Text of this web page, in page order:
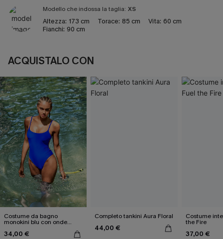
Modello che indossa la taglia: XS
Altezza: 173 cm Torace: 85 cm Vita: 60 cm
Fianchi: 90 cm
ACQUISTALO CON
Costume da bagno
monokini blu con onde
34,00 €
Completo tankini Aura Floral
44,00 €
Costume
the Fire
37,00 €